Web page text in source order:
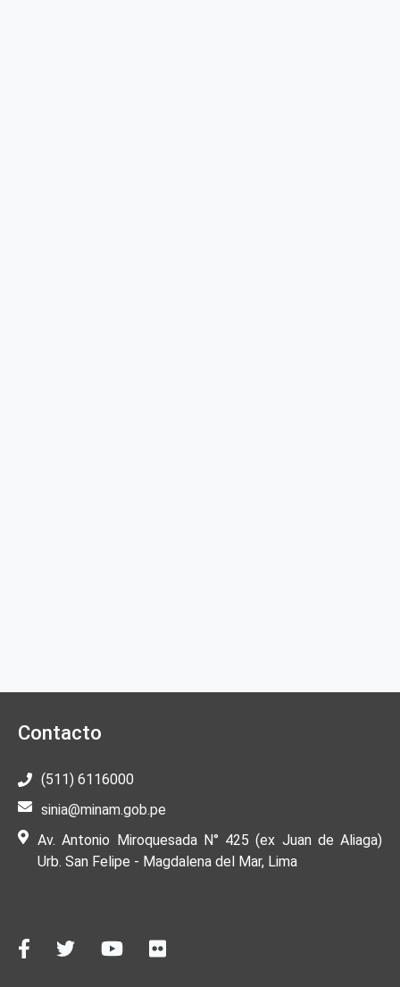
Contacto
(511) 6116000
sinia@minam.gob.pe
Av. Antonio Miroquesada N° 425 (ex Juan de Aliaga)
Urb. San Felipe - Magdalena del Mar, Lima